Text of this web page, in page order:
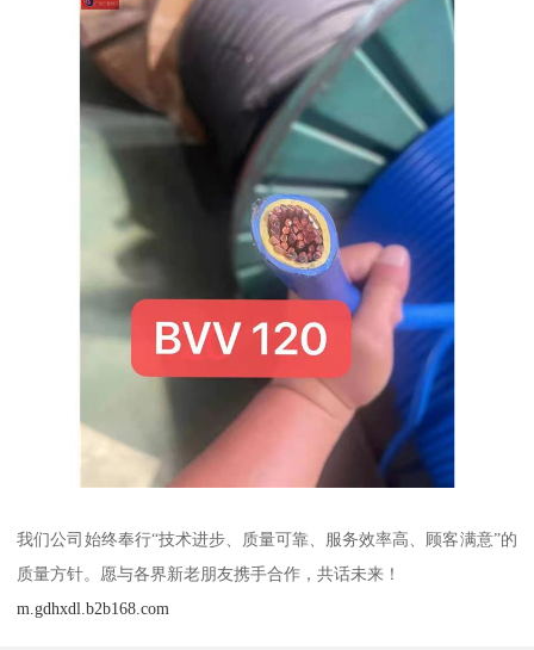
我们公司始终奉行“技术进步、质量可靠、服务效率高、顾客满意”的
质量方针。愿与各界新老朋友携手合作，共话未来！
m.gdhxdl.b2b168.com